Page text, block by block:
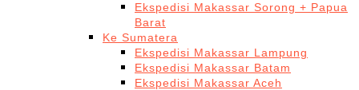
Ekspedisi Makassar Sorong + Papua
Barat
Ke Sumatera
Ekspedisi Makassar Lampung
Ekspedisi Makassar Batam
Ekspedisi Makassar Aceh